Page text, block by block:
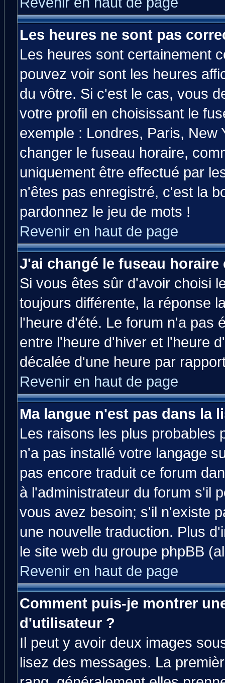
Les heures ne sont pas
Les heures sont certainement
pouvez voir sont les heures
du vôtre. Si c'est le cas, vous
votre profil en choisissant le
exemple : Londres, Paris, New
changer le fuseau horaire,
uniquement être effectué par
n'êtes pas enregistré, c'est la
pardonnez le jeu de mots !
Revenir en haut de page
J'ai changé le fuseau
Si vous êtes sûr d'avoir choisi
toujours différente, la réponse
l'heure d'été. Le forum n'a pas
entre l'heure d'hiver et l'heure
décalée d'une heure par
Revenir en haut de page
Ma langue n'est pas dans la
Les raisons les plus probables
n'a pas installé votre langage
pas encore traduit ce forum
à l'administrateur du forum s'il
vous avez besoin; s'il n'existe
une nouvelle traduction. Plus
le site web du groupe phpBB
Revenir en haut de page
Comment puis-je montrer
d'utilisateur ?
Il peut y avoir deux images
lisez des messages. La